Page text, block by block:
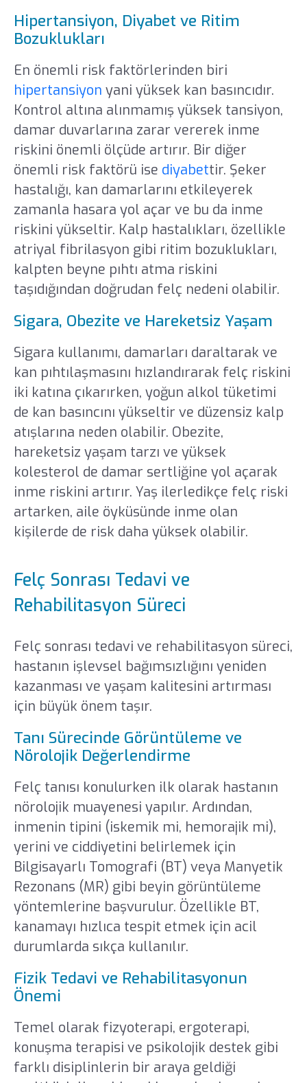
Hipertansiyon, Diyabet ve Ritim
Bozuklukları
En önemli risk faktörlerinden biri
hipertansiyon yani yüksek kan basıncıdır.
Kontrol altına alınmamış yüksek tansiyon,
damar duvarlarına zarar vererek inme
riskini önemli ölçüde artırır. Bir diğer
önemli risk faktörü ise diyabettir. Şeker
hastalığı, kan damarlarını etkileyerek
zamanla hasara yol açar ve bu da inme
riskini yükseltir. Kalp hastalıkları, özellikle
atriyal fibrilasyon gibi ritim bozuklukları,
kalpten beyne pıhtı atma riskini
taşıdığından doğrudan felç nedeni olabilir.
Sigara, Obezite ve Hareketsiz Yaşam
Sigara kullanımı, damarları daraltarak ve
kan pıhtılaşmasını hızlandırarak felç riskini
iki katına çıkarırken, yoğun alkol tüketimi
de kan basıncını yükseltir ve düzensiz kalp
atışlarına neden olabilir. Obezite,
hareketsiz yaşam tarzı ve yüksek
kolesterol de damar sertliğine yol açarak
inme riskini artırır. Yaş ilerledikçe felç riski
artarken, aile öyküsünde inme olan
kişilerde de risk daha yüksek olabilir.
Felç Sonrası Tedavi ve
Rehabilitasyon Süreci
Felç sonrası tedavi ve rehabilitasyon süreci,
hastanın işlevsel bağımsızlığını yeniden
kazanması ve yaşam kalitesini artırması
için büyük önem taşır.
Tanı Sürecinde Görüntüleme ve
Nörolojik Değerlendirme
Felç tanısı konulurken ilk olarak hastanın
nörolojik muayenesi yapılır. Ardından,
inmenin tipini (iskemik mi, hemorajik mi),
yerini ve ciddiyetini belirlemek için
Bilgisayarlı Tomografi (BT) veya Manyetik
Rezonans (MR) gibi beyin görüntüleme
yöntemlerine başvurulur. Özellikle BT,
kanamayı hızlıca tespit etmek için acil
durumlarda sıkça kullanılır.
Fizik Tedavi ve Rehabilitasyonun
Önemi
Temel olarak fizyoterapi, ergoterapi,
konuşma terapisi ve psikolojik destek gibi
farklı disiplinlerin bir araya geldiği